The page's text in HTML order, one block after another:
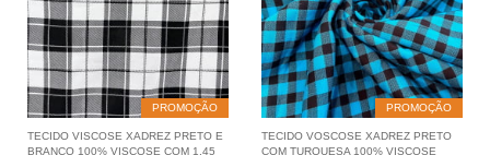
PROMOÇÃO
TECIDO VISCOSE XADREZ PRETO E
BRANCO 100% VISCOSE COM 1,45
PROMOÇÃO
TECIDO VOSCOSE XADREZ PRETO
COM TURQUESA 100% VISCOSE